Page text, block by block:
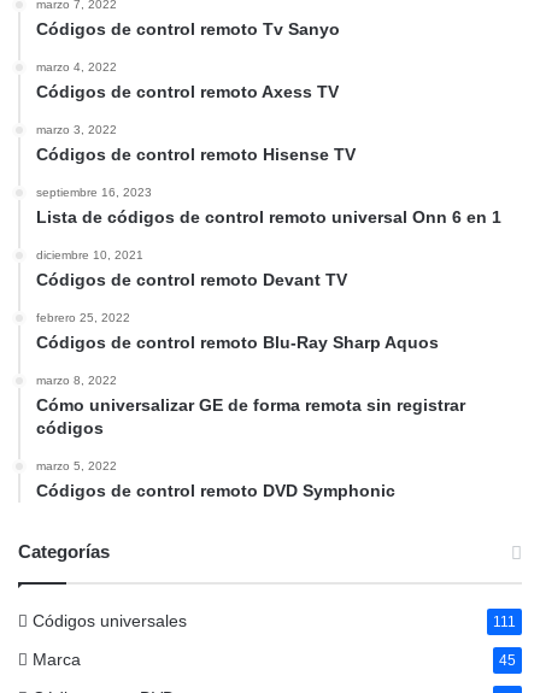
marzo 7, 2022
Códigos de control remoto Tv Sanyo
marzo 4, 2022
Códigos de control remoto Axess TV
marzo 3, 2022
Códigos de control remoto Hisense TV
septiembre 16, 2023
Lista de códigos de control remoto universal Onn 6 en 1
diciembre 10, 2021
Códigos de control remoto Devant TV
febrero 25, 2022
Códigos de control remoto Blu-Ray Sharp Aquos
marzo 8, 2022
Cómo universalizar GE de forma remota sin registrar
códigos
marzo 5, 2022
Códigos de control remoto DVD Symphonic
Categorías
Códigos universales 111
Marca 45